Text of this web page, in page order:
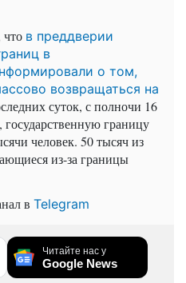
что в преддверии
в
о том,
возвращаться на
суток, с полночи 16
границу
человек. 50 тысяч из
из-за границы
в Telegram
Читайте нас у
Google News